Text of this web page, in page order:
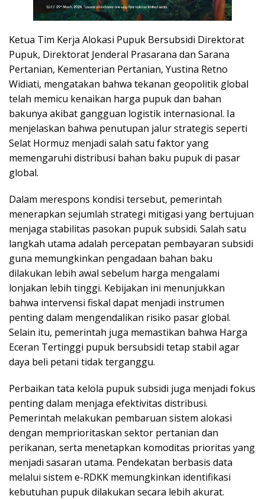
Ketua Tim Kerja Alokasi Pupuk Bersubsidi Direktorat
Pupuk, Direktorat Jenderal Prasarana dan Sarana
Pertanian, Kementerian Pertanian, Yustina Retno
Widiati, mengatakan bahwa tekanan geopolitik global
telah memicu kenaikan harga pupuk dan bahan
bakunya akibat gangguan logistik internasional. Ia
menjelaskan bahwa penutupan jalur strategis seperti
Selat Hormuz menjadi salah satu faktor yang
memengaruhi distribusi bahan baku pupuk di pasar
global.
Dalam merespons kondisi tersebut, pemerintah
menerapkan sejumlah strategi mitigasi yang bertujuan
menjaga stabilitas pasokan pupuk subsidi. Salah satu
langkah utama adalah percepatan pembayaran subsidi
guna memungkinkan pengadaan bahan baku
dilakukan lebih awal sebelum harga mengalami
lonjakan lebih tinggi. Kebijakan ini menunjukkan
bahwa intervensi fiskal dapat menjadi instrumen
penting dalam mengendalikan risiko pasar global.
Selain itu, pemerintah juga memastikan bahwa Harga
Eceran Tertinggi pupuk bersubsidi tetap stabil agar
daya beli petani tidak terganggu.
Perbaikan tata kelola pupuk subsidi juga menjadi fokus
penting dalam menjaga efektivitas distribusi.
Pemerintah melakukan pembaruan sistem alokasi
dengan memprioritaskan sektor pertanian dan
perikanan, serta menetapkan komoditas prioritas yang
menjadi sasaran utama. Pendekatan berbasis data
melalui sistem e-RDKK memungkinkan identifikasi
kebutuhan pupuk dilakukan secara lebih akurat.